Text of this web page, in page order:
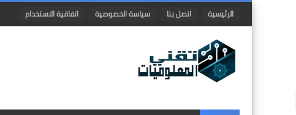
الرئيسية اتصل بنا سياسة الخصوصية اتفاقية الاستخدام